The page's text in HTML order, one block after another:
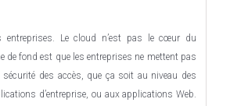
entreprises. Le cloud n’est pas le cœur du
de fond est que les entreprises ne mettent pas
sécurité des accès, que ça soit au niveau des
d’entreprise, ou aux applications Web.